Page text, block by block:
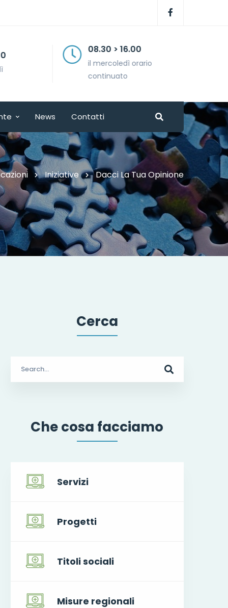
08.30 > 16.00
il mercoledì orario
continuato
News Contatti
Iniziative Dacci La Tua Opinione
Cerca
for:
Che cosa facciamo
Servizi
Progetti
Titoli sociali
Misure regionali